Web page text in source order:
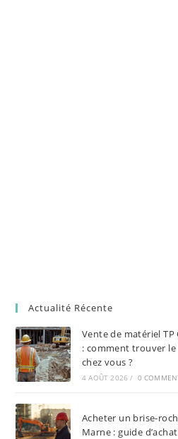
Actualité Récente
Vente de matériel
: comment trouver
chez vous ?
4 AOÛT 2026 / 0
Acheter un brise-
Marne : guide